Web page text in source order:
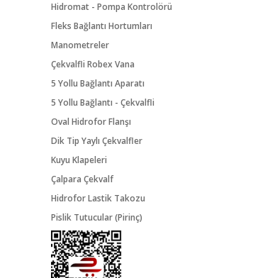
Hidromat - Pompa Kontrolörü
Fleks Bağlantı Hortumları
Manometreler
Çekvalfli Robex Vana
5 Yollu Bağlantı Aparatı
5 Yollu Bağlantı - Çekvalfli
Oval Hidrofor Flanşı
Dik Tip Yaylı Çekvalfler
Kuyu Klapeleri
Çalpara Çekvalf
Hidrofor Lastik Takozu
Pislik Tutucular (Pirinç)